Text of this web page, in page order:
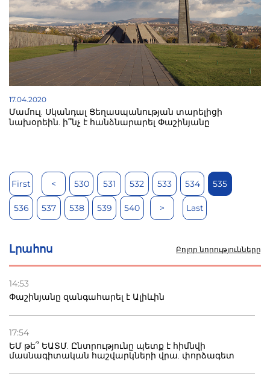
17.04.2020
Մամուլ. Սկանդալ Ցեղասպանության տարելիցի
նախօրեին. ի՞նչ է հանձնարարել Փաշինյանը
First < 530 531 532 533 534 535
536 537 538 539 540 > Last
Լրահոս Բոլոր նորությունները
14:53
Փաշինյանը զանգահարել է Ալիևին
17:54
ԵՄ թե՞ ԵԱՏՄ. Ընտրությունը պետք է հիմնվի
մասնագիտական հաշվարկների վրա. փորձագետ